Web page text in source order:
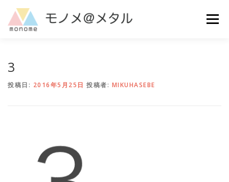
メニュー
3
投稿日: 2016年5月25日 投稿者: MIKUHASEBE